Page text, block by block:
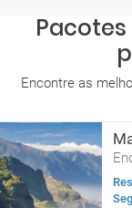
Encontre as